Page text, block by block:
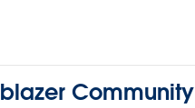
Community